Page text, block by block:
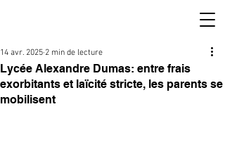
Lycée Alexandre Dumas: entre frais
exorbitants et laïcité stricte, les parents se
mobilisent
14 avr. 2025 2 min de lecture